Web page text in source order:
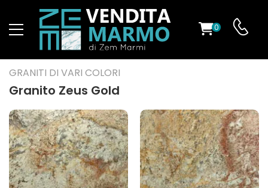
0
GRANITI DI VARI COLORI
Granito Zeus Gold